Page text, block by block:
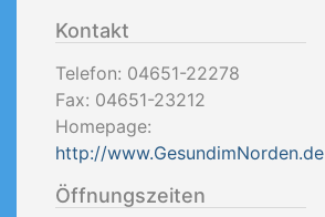
Kontakt
Telefon: 04651-22278
Fax: 04651-23212
Homepage:
http://www.GesundimNorden.de
Öffnungszeiten